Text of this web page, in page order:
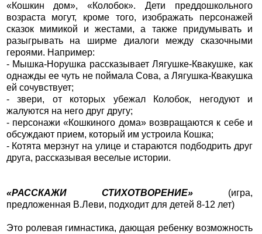
«Кошкин дом», «Колобок». Дети преддошкольного
возраста могут, кроме того, изображать персонажей
сказок мимикой и жестами, а также придумывать и
разыгрывать на ширме диалоги между сказочными
героями. Например:
- Мышка-Норушка рассказывает Лягушке-Квакушке, как
однажды ее чуть не поймала Сова, а Лягушка-Квакушка
ей сочувствует;
- звери, от которых убежал Колобок, негодуют и
жалуются на него друг другу;
- персонажи «Кошкиного дома» возвращаются к себе и
обсуждают прием, который им устроила Кошка;
- Котята мерзнут на улице и стараются подбодрить друг
друга, рассказывая веселые истории.
«РАССКАЖИ СТИХОТВОРЕНИЕ» (игра,
предложенная В.Леви, подходит для детей 8-12 лет)
Это ролевая гимнастика, дающая ребенку возможность